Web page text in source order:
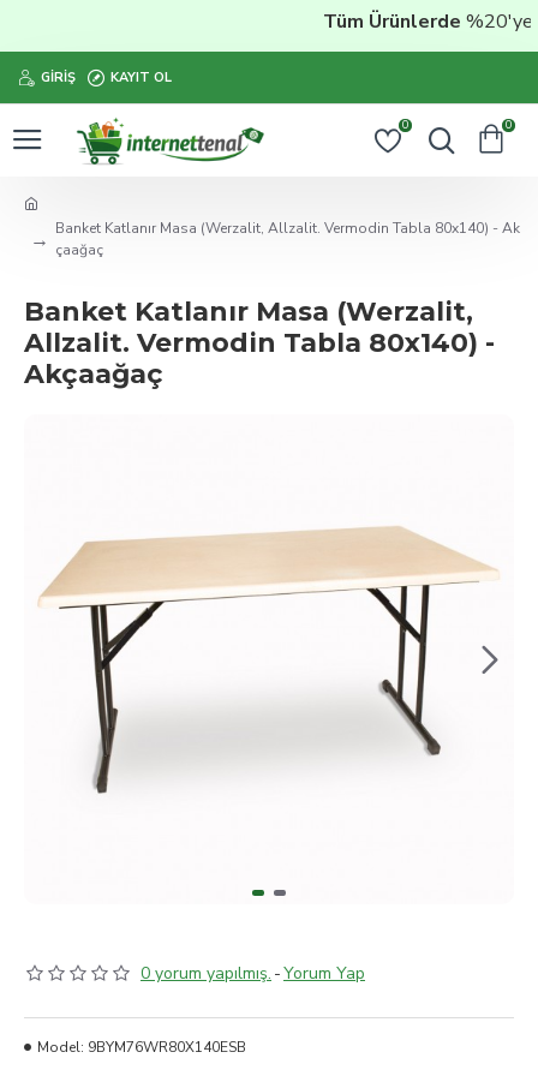
Tüm Ürünlerde%20'ye
GIRIŞ KAYIT OL
0 0
Banket Katlanır Masa (Werzalit, Allzalit. Vermodin Tabla 80x140) - Ak
çaağaç
Banket Katlanır Masa (Werzalit,
Allzalit. Vermodin Tabla 80x140) -
Akçaağaç
0 yorum yapılmış. -Yorum Yap
Model: 9BYM76WR80X140ESB